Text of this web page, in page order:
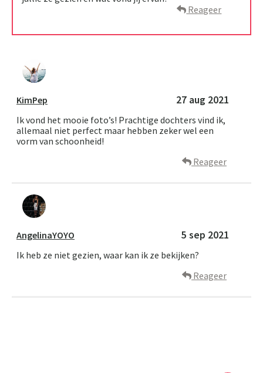
Reageer
K
KimPep 27 aug 2021
Reageer
Ik vond het mooie foto’s! Prachtige dochters vind ik,
allemaal niet perfect maar hebben zeker wel een
vorm van schoonheid!
A
AngelinaYOYO 5 sep 2021
Reageer
Ik heb ze niet gezien, waar kan ik ze bekijken?